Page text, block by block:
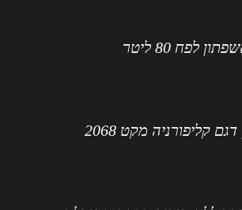
לפח 80 ליטר
קליפורניה מקט 2068